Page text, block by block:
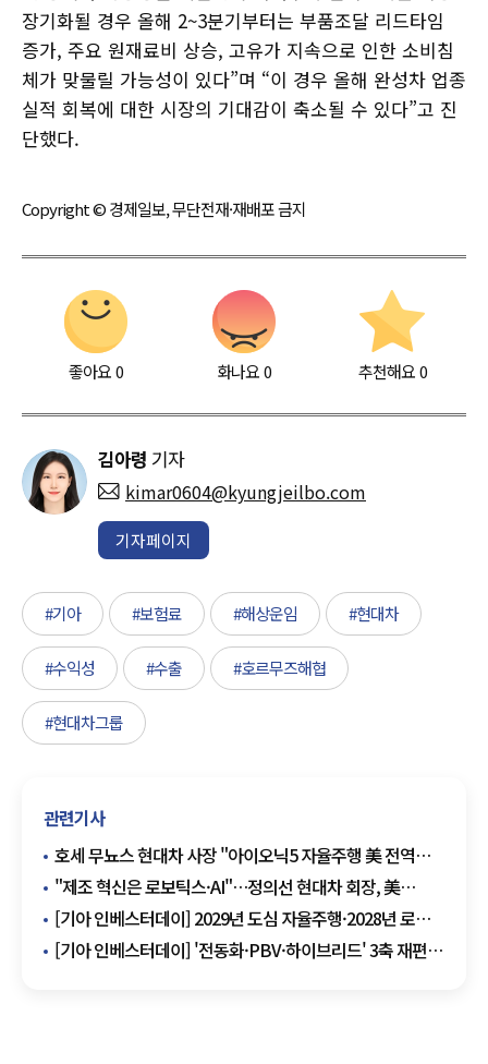
장기화될 경우 올해 2~3분기부터는 부품조달 리드타임
증가, 주요 원재료비 상승, 고유가 지속으로 인한 소비침
체가 맞물릴 가능성이 있다”며 “이 경우 올해 완성차 업종
실적 회복에 대한 시장의 기대감이 축소될 수 있다”고 진
단했다.
Copyright © 경제일보, 무단전재·재배포 금지
좋아요0 화나요0 추천해요 0
김아령 기자
kimar0604@kyungjeilbo.com
기자페이지
#기아 #보험료 #해상운임 #현대차
#수익성 #수출 #호르무즈해협
#현대차그룹
관련기사
호세 무뇨스 현대차 사장 "아이오닉5 자율주행 美 전역
확대"
"제조 혁신은 로보틱스·AI"…정의선 현대차 회장, 美
260억달러 투자 확대
[기아 인베스터데이] 2029년 도심 자율주행·2028년 로봇
투입…모빌리티·제조 동시 확장
[기아 인베스터데이] '전동화·PBV·하이브리드' 3축 재편…